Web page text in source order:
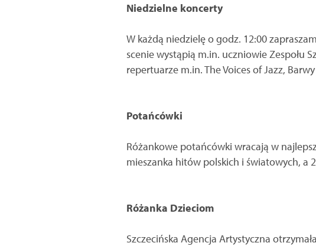
Niedzielne koncerty
W każdą niedzielę o godz. 12:00
scenie wystąpią m.in. uczniowie Zespołu
repertuarze m.in. The Voices of Jazz,
Potańcówki
Różankowe potańcówki wracają w
mieszanka hitów polskich i światowych, a
Różanka Dzieciom
Szczecińska Agencja Artystyczna